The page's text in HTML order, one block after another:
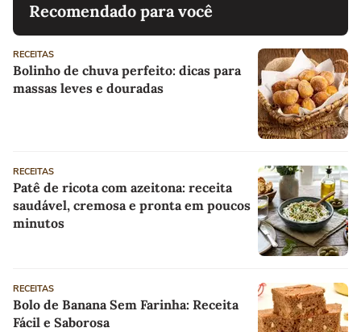
Recomendado para você
RECEITAS
Bolinho de chuva perfeito: dicas para
massas leves e douradas
RECEITAS
Patê de ricota com azeitona: receita
saudável, cremosa e pronta em poucos
minutos
RECEITAS
Bolo de Banana Sem Farinha: Receita
Fácil e Saborosa